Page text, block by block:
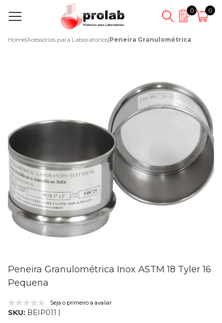
0 0
Home|Acessórios para Laboratorios|Peneira Granulométrica
Peneira Granulométrica Inox ASTM 18 Tyler 16
Pequena
Seja o primeiro a avaliar
SKU: BEIP011